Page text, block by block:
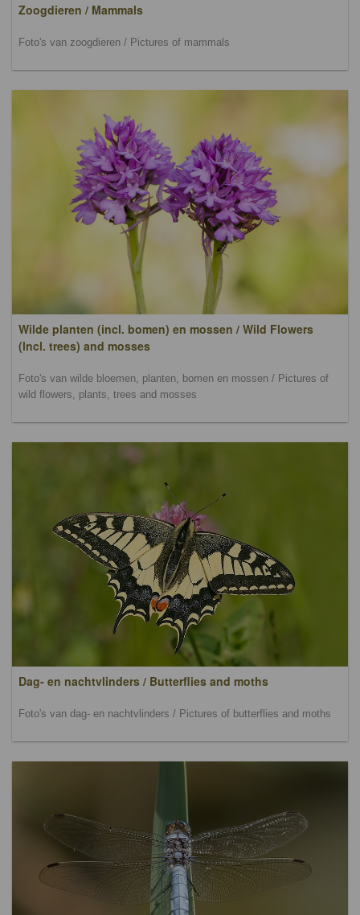
Zoogdieren / Mammals
Foto's van zoogdieren / Pictures of mammals
Wilde planten (incl. bomen) en mossen / Wild Flowers
(lncl. trees) and mosses
Foto's van wilde bloemen, planten, bomen en mossen / Pictures of
wild flowers, plants, trees and mosses
Dag- en nachtvlinders / Butterflies and moths
Foto's van dag- en nachtvlinders / Pictures of butterflies and moths